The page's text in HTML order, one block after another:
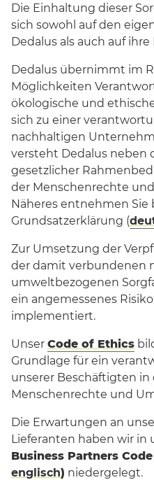
Die Einhaltung dieser
sich sowohl auf den
Dedalus als auch auf
Dedalus übernimmt im
Möglichkeiten
ökologische und
sich zu einer
nachhaltigen
versteht Dedalus neben
gesetzlicher
der Menschenrechte
Näheres entnehmen Sie
Grundsatzerklärung (
Zur Umsetzung der
der damit verbundenen
umweltbezogenen
ein angemessenes
implementiert.
Unser Code of Ethics
Grundlage für ein
unserer Beschäftigten in
Menschenrechte und
Die Erwartungen an
Lieferanten haben wir in
Business Partners
englisch) niedergelegt.